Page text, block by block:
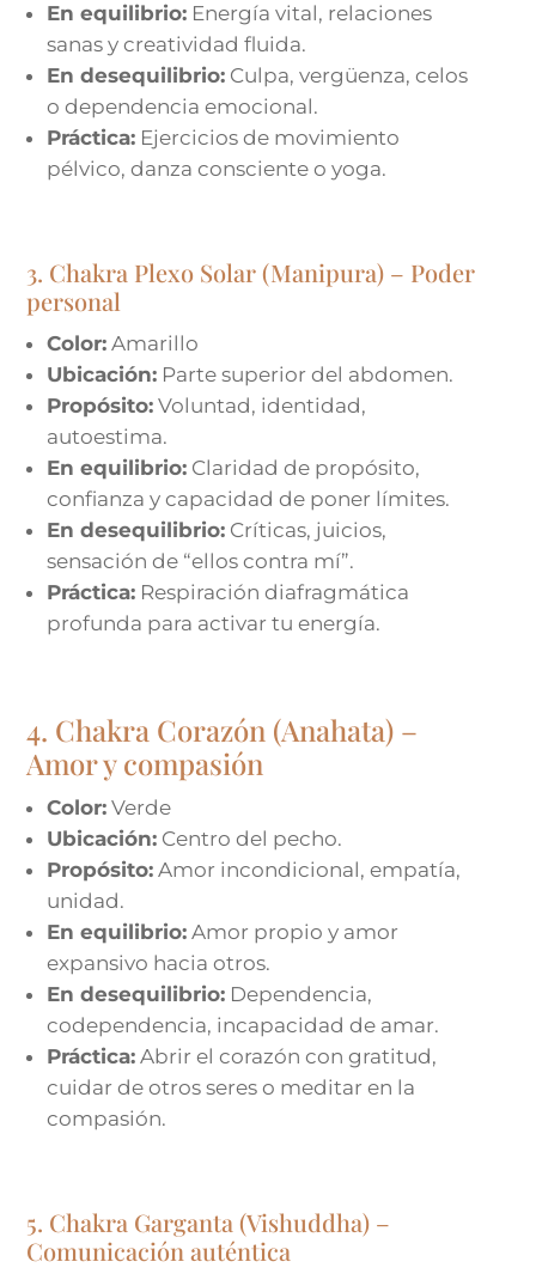
En equilibrio: Energía vital, relaciones
sanas y creatividad fluida.
En desequilibrio: Culpa, vergüenza, celos
o dependencia emocional.
Práctica: Ejercicios de movimiento
pélvico, danza consciente o yoga.
3. Chakra Plexo Solar (Manipura) – Poder
personal
Color: Amarillo
Ubicación: Parte superior del abdomen.
Propósito: Voluntad, identidad,
autoestima.
En equilibrio: Claridad de propósito,
confianza y capacidad de poner límites.
En desequilibrio: Críticas, juicios,
sensación de “ellos contra mí”.
Práctica: Respiración diafragmática
profunda para activar tu energía.
4. Chakra Corazón (Anahata) –
Amor y compasión
Color: Verde
Ubicación: Centro del pecho.
Propósito: Amor incondicional, empatía,
unidad.
En equilibrio: Amor propio y amor
expansivo hacia otros.
En desequilibrio: Dependencia,
codependencia, incapacidad de amar.
Práctica: Abrir el corazón con gratitud,
cuidar de otros seres o meditar en la
compasión.
5. Chakra Garganta (Vishuddha) –
Comunicación auténtica